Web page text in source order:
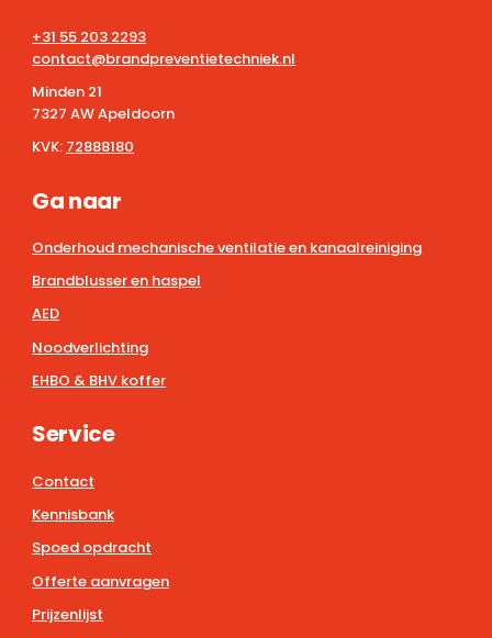
+31 55 203 2293
contact@brandpreventietechniek.nl
Minden 21
7327 AW Apeldoorn
KVK: 72888180
Ga naar
Onderhoud mechanische ventilatie en kanaalreiniging
Brandblusser en haspel
AED
Noodverlichting
EHBO & BHV koffer
Service
Contact
Kennisbank
Spoed opdracht
Offerte aanvragen
Prijzenlijst